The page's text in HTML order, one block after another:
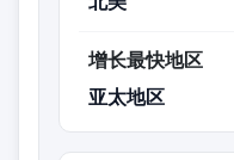
增长最快地区
亚太地区